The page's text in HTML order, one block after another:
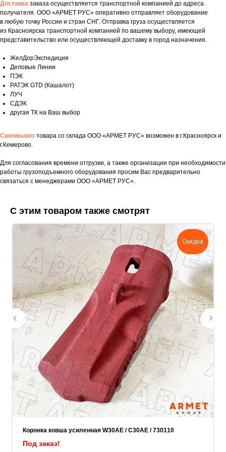
Доставка заказа осуществляется транспортной компанией до адреса
получателя. ООО «АРМЕТ РУС» оперативно отправляет оборудование
в любую точку России и стран СНГ. Отправка груза осуществляется
из Красноярска транспортной компанией по вашему выбору, имеющей
представительство или осуществляющей доставку в город назначения.
ЖелДорЭкспедиция
Деловые Линии
ПЭК
РАТЭК GTD (Кашалот)
ЛУЧ
СДЭК
другая ТК на Ваш выбор
Самовывоз товара со склада ООО «АРМЕТ РУС» возможен в г.Красноярск и
г.Кемерово.
Для согласования времени отгрузки, а также организации при необходимости
работы грузоподъемного оборудования просим Вас предварительно
связаться с менеджерами ООО «АРМЕТ РУС».
С этим товаром также смотрят
Скидка
Коронка ковша усиленная W30AE / C30AE / 730110
Под заказ!
Укажите номер телефона и ваше имя.
Мы свяжемся с вами сегодня в рабочее
Если у вас есть документация, которая
задачу — прикрепите её в поле ниже.
Ваш телефон
Ваше имя
Прикрепите документацию (при наличии)
Add files